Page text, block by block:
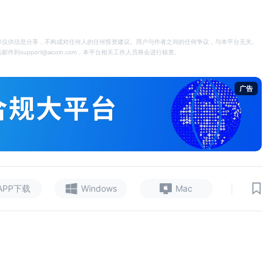
供信息分享，不构成对任何人的任何投资建议。用户与作者之间的任何争议，与本平台无关。
件到support@aicoin.com，本平台相关工作人员将会进行核查。
广告
下载 Windows Mac